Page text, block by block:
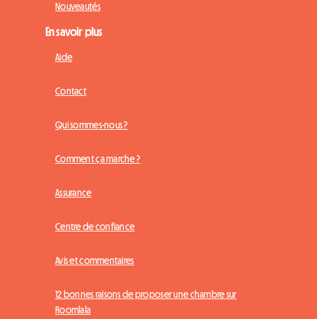
Nouveautés
En savoir plus
Aide
Contact
Qui sommes-nous ?
Comment ça marche ?
Assurance
Centre de confiance
Avis et commentaires
12 bonnes raisons de proposer une chambre sur
Roomlala